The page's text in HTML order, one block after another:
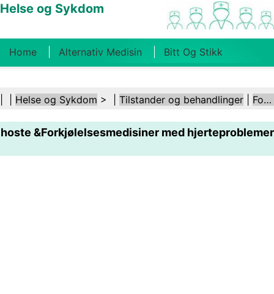
Helse og Sykdom
Home Alternativ Medisin Bitt Og Stikk
Kosthold Og Ernæring Familiehelse
Helsebransjen Psykisk Helse Folkehelse Og
Sikkerhet Kirurgi Og Prosedyrer Helse
Helse og Sykdom > | Tilstander og behandlinger Forkjølelse og influensa
hoste &Forkjølelsesmedisiner med hjerteproblemer